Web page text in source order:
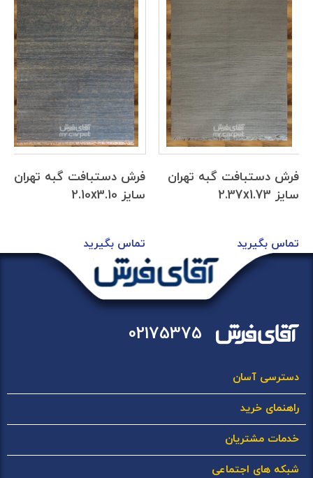
فرش دستبافت گبه تهران
سایز 2.37x1.73
تماس بگیرید
فرش دستبافت گبه تهران
سایز 2.10x3.10
تماس بگیرید
02175375
دسترسی آسان
راهنمای خرید
خدمات مشتریان
شبکه های اجتماعی